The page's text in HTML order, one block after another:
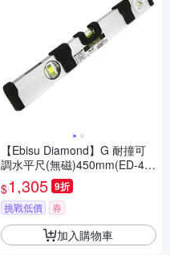
【Ebisu Diamond】G 耐撞可
調水平尺(無磁)450mm(ED-45
GAN-18 )
$1,305 9折
挑戰低價 券
加入購物車